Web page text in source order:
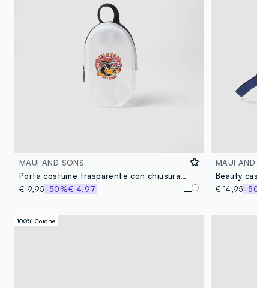
MAUI AND SONS
Porta costume trasparente con chiusura a zip
€ 9,95-50%€ 4,97
MAUI AND
Beauty
€ 14,95-
100% Cotone